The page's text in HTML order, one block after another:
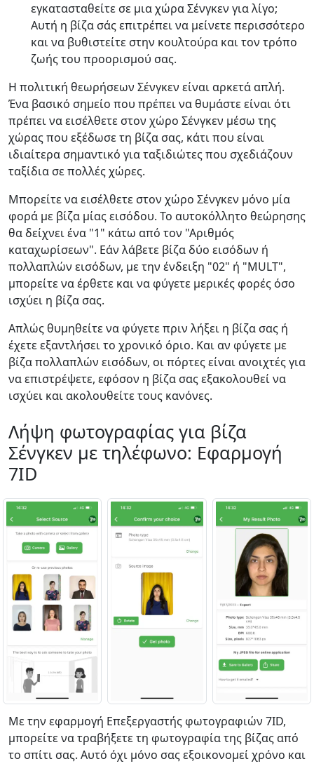
εγκατασταθείτε σε μια χώρα Σένγκεν για λίγο;
Αυτή η βίζα σάς επιτρέπει να μείνετε περισσότερο
και να βυθιστείτε στην κουλτούρα και τον τρόπο
ζωής του προορισμού σας.
Η πολιτική θεωρήσεων Σένγκεν είναι αρκετά απλή.
Ένα βασικό σημείο που πρέπει να θυμάστε είναι ότι
πρέπει να εισέλθετε στον χώρο Σένγκεν μέσω της
χώρας που εξέδωσε τη βίζα σας, κάτι που είναι
ιδιαίτερα σημαντικό για ταξιδιώτες που σχεδιάζουν
ταξίδια σε πολλές χώρες.
Μπορείτε να εισέλθετε στον χώρο Σένγκεν μόνο μία
φορά με βίζα μίας εισόδου. Το αυτοκόλλητο θεώρησης
θα δείχνει ένα "1" κάτω από τον "Αριθμός
καταχωρίσεων". Εάν λάβετε βίζα δύο εισόδων ή
πολλαπλών εισόδων, με την ένδειξη "02" ή "MULT",
μπορείτε να έρθετε και να φύγετε μερικές φορές όσο
ισχύει η βίζα σας.
Απλώς θυμηθείτε να φύγετε πριν λήξει η βίζα σας ή
έχετε εξαντλήσει το χρονικό όριο. Και αν φύγετε με
βίζα πολλαπλών εισόδων, οι πόρτες είναι ανοιχτές για
να επιστρέψετε, εφόσον η βίζα σας εξακολουθεί να
ισχύει και ακολουθείτε τους κανόνες.
Λήψη φωτογραφίας για βίζα
Σένγκεν με τηλέφωνο: Εφαρμογή
7ID
Με την εφαρμογή Επεξεργαστής φωτογραφιών 7ID,
μπορείτε να τραβήξετε τη φωτογραφία της βίζας από
το σπίτι σας. Αυτό όχι μόνο σας εξοικονομεί χρόνο και